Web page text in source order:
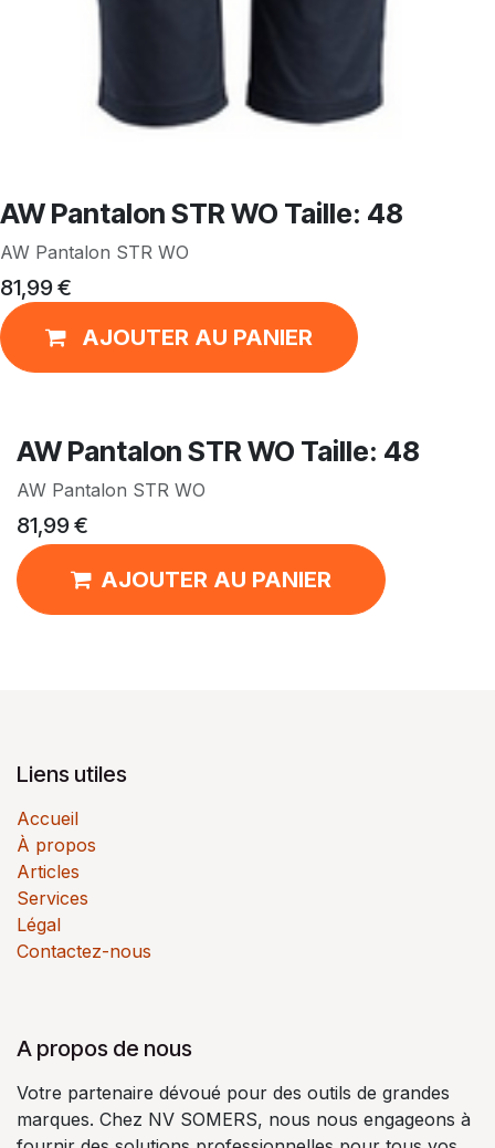
AW Pantalon STR WO Taille: 48
AW Pantalon STR WO
81,99€
AJOUTER AU PANIER
AW Pantalon STR WO Taille: 48
AW Pantalon STR WO
81,99€
AJOUTER AU PANIER
Liens utiles
Accueil
À propos
Articles
Services
Légal
Contactez-nous
A propos de nous
Votre partenaire dévoué pour des outils de grandes
marques. Chez NV SOMERS, nous nous engageons à